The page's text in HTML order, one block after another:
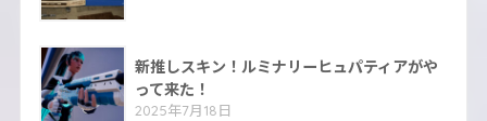
新推しスキン！ルミナリーヒュパティアがや
って来た！
2025年7月18日